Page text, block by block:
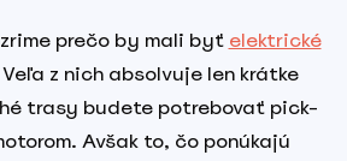
prečo by mali byť elektrické
z nich absolvuje len krátke
trasy budete potrebovať pick-
Avšak to, čo ponúkajú